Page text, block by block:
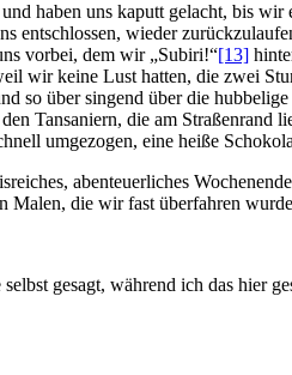
haben uns kaputt gelacht, bis
entschlossen, wieder
vorbei, dem wir „Subiri!“[13]
wir keine Lust hatten, die zwei
so über singend über die
Tansaniern, die am
umgezogen, eine heiße
abenteuerliches
Malen, die wir fast überfahren
gesagt, während ich das hier